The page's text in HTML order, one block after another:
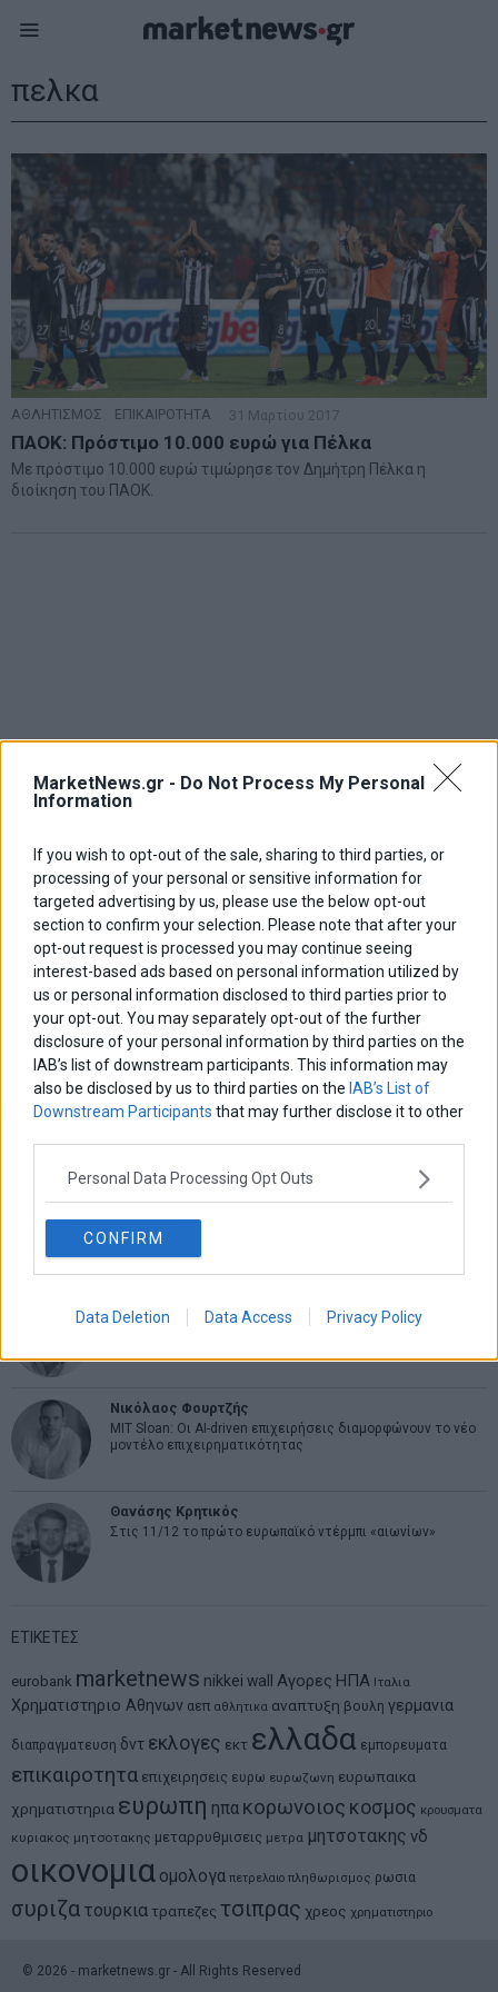
MarketNews.gr - Do Not Process My Personal
Information
If you wish to opt-out of the sale, sharing to third parties, or
processing of your personal or sensitive information for
targeted advertising by us, please use the below opt-out
section to confirm your selection. Please note that after your
opt-out request is processed you may continue seeing
interest-based ads based on personal information utilized by
us or personal information disclosed to third parties prior to
your opt-out. You may separately opt-out of the further
disclosure of your personal information by third parties on the
IAB’s list of downstream participants. This information may
also be disclosed by us to third parties on the IAB’s List of
Downstream Participants that may further disclose it to other
Personal Data Processing Opt Outs
CONFIRM
Data Deletion Data Access Privacy Policy
πελκα
ΑΘΛΗΤΙΣΜΟΣ ΕΠΙΚΑΙΡΟΤΗΤΑ 31 Μαρτίου 2017
ΠΑΟΚ: Πρόστιμο 10.000 ευρώ για Πέλκα
Με πρόστιμο 10.000 ευρώ τιμώρησε τον Δημήτρη Πέλκα η
διοίκηση του ΠΑΟΚ.
ΑΡΘΡΟΓΡΑΦΟΙ
Ελευθερία Κούρταλη
Οι «τιμωροί» των ομολόγων επέστρεψαν
Εύη Φραγκάκη
Η αληθινή παιδεία ξεκινά από την ψυχή…
Σταματίνα Σταματάκου
Η βία κατά των ζώων δεν αντέχει βολικές ερμηνείες
Δημήτρης Καμπουράκης
Από την αποθέωση στην καταγγελία: Η Ελλάδα πάντα
Νικόλαος Φουρτζής
MIT Sloan: Οι AI-driven επιχειρήσεις διαμορφώνουν το νέο
μοντέλο επιχειρηματικότητας
Θανάσης Κρητικός
Στις 11/12 το πρώτο ευρωπαϊκό ντέρμπι «αιωνίων»
ΕΤΙΚΕΤΕΣ
eurobank marketnews nikkei wall Αγορες ΗΠΑ Ιταλια
Χρηματιστηριο Αθηνων αεπ αθλητικα αναπτυξη βουλη γερμανια
διαπραγματευση δντ εκλογες εκτ ελλαδα εμπορευματα
επικαιροτητα επιχειρησεις ευρω ευρωζωνη ευρωπαικα
χρηματιστηρια ευρωπη ηπα κορωνοιος κοσμος κρουσματα
κυριακος μητσοτακης μεταρρυθμισεις μετρα μητσοτακης νδ
οικονομια ομολογα πετρελαιο πληθωρισμος ρωσια
συριζα τουρκια τραπεζες τσιπρας χρεος χρηματιστηριο
© 2026 - marketnews.gr - All Rights Reserved